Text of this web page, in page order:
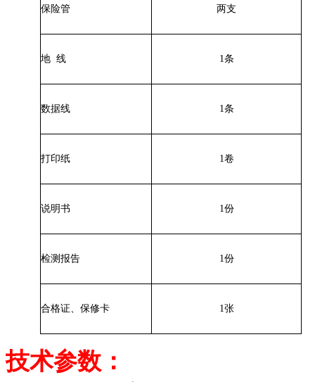
保险管 两支
地 线 1条
数据线 1条
打印纸 1卷
说明书 1份
检测报告 1份
合格证、保修卡 1张
技术参数：